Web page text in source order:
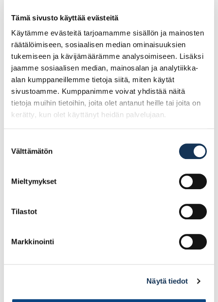
Tämä sivusto käyttää evästeitä
Käytämme evästeitä tarjoamamme sisällön ja mainosten
räätälöimiseen, sosiaalisen median ominaisuuksien
tukemiseen ja kävijämäärämme analysoimiseen. Lisäksi
jaamme sosiaalisen median, mainosalan ja analytiikka-
alan kumppaneillemme tietoja siitä, miten käytät
sivustoamme. Kumppanimme voivat yhdistää näitä
tietoja muihin tietoihin, joita olet antanut heille tai joita on
kerätty, kun olet käyttänyt heidän palvelujaan.
valinta
Välttämätön
Mieltymykset
Tilastot
Markkinointi
Näytä tiedot
Tutustu myös
12x42x3600 puuvalmis
Lisää tilauskoriin
E.T. Listat, jalkalista
Lisää tilauskoriin